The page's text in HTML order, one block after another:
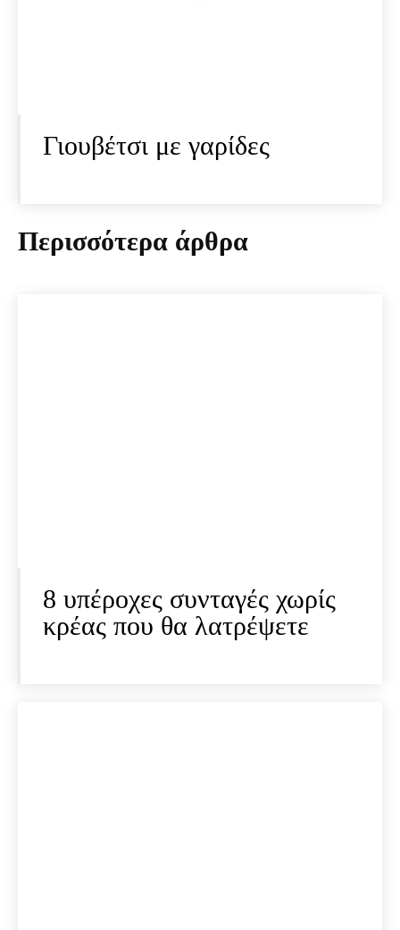
Γιουβέτσι με γαρίδες
Περισσότερα άρθρα
8 υπέροχες συνταγές χωρίς
κρέας που θα λατρέψετε